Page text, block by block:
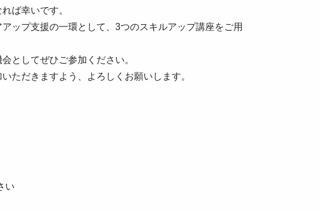
ば幸いです。
ップ支援の一環として、3つのスキルアップ講座をご用
としてぜひご参加ください。
ただきますよう、よろしくお願いします。
い